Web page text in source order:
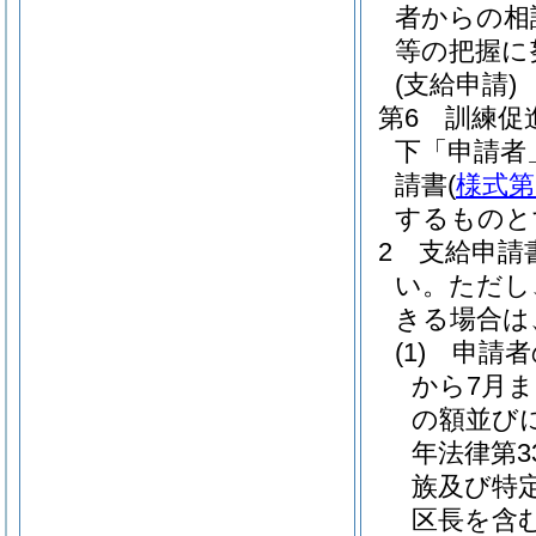
者からの
等の把握
(支給申請)
第6 訓練促
下「申請
請書(様式
するもの
2 支給申請
い。ただ
きる場合
(1) 申請者
から7月
の額並び
年法律第
族及び特
区長を含